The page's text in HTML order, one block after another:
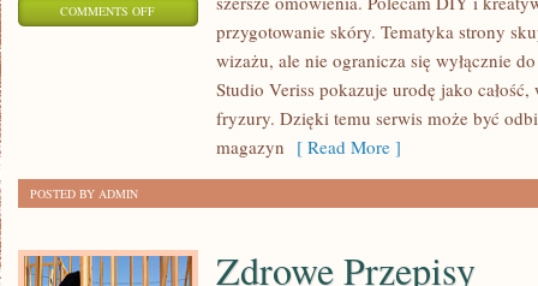
COMMENTS OFFON
PROFESJONALNE
WIZAŻYSTÓW
przygotowanie skóry. Tematyka strony
wizażu, ale nie ogranicza się wyłącznie
Studio Veriss pokazuje urodę jako
fryzury. Dzięki temu serwis może być
magazyn [ Read More ]
POSTED BY ADMIN
Zdrowe Przepisy